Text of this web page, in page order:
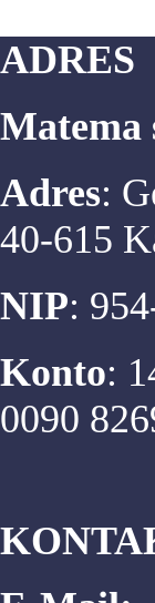
ADRES
Matema
Adres:
40-615
NIP:
Konto:
0090